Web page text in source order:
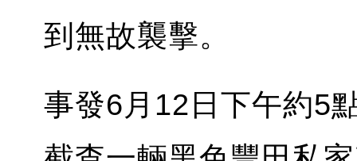
到無故襲擊。
事發6月12日下午約5